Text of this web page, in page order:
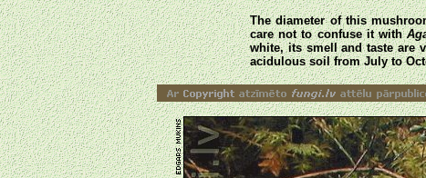
The diameter of this
care not to confuse it with
white, its smell and taste are
acidulous soil from July to